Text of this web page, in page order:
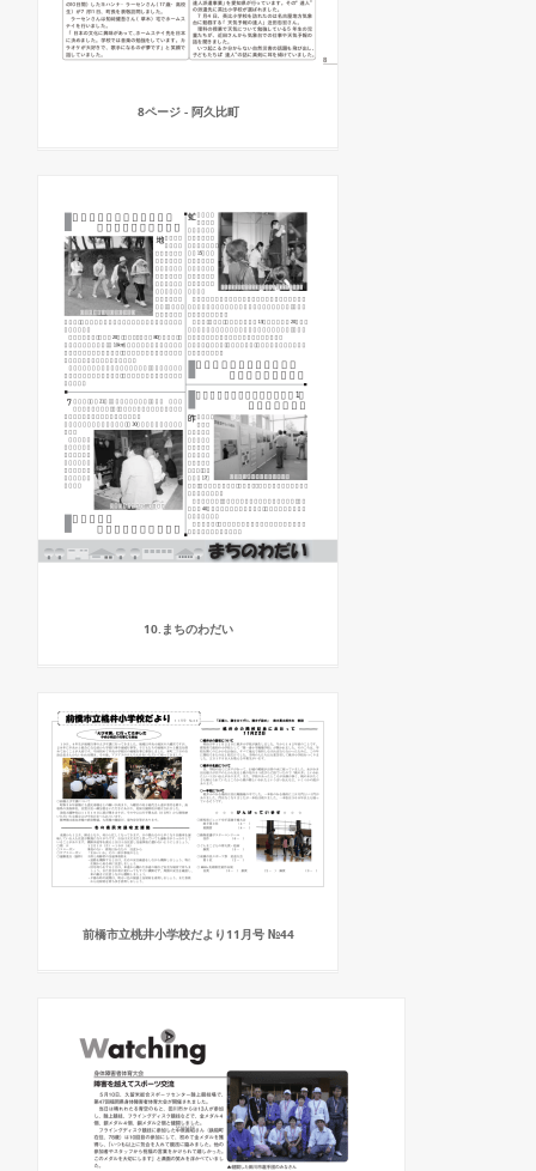
8ページ - 阿久比町
10.まちのわだい
前橋市立桃井小学校だより11月号 №44